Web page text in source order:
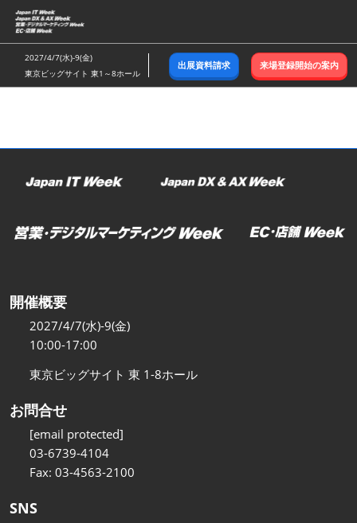
ス
キ
ッ
し
む
2027/4/7(水)-9(金)
東京ビッグサイト 東1～8ホール
出展資料請求 来場登録開始の案内
開催概要
2027/4/7(水)-9(金)
10:00-17:00
東京ビッグサイト 東 1-8ホール
お問合せ
[email protected]
03-6739-4104
Fax: 03-4563-2100
SNS